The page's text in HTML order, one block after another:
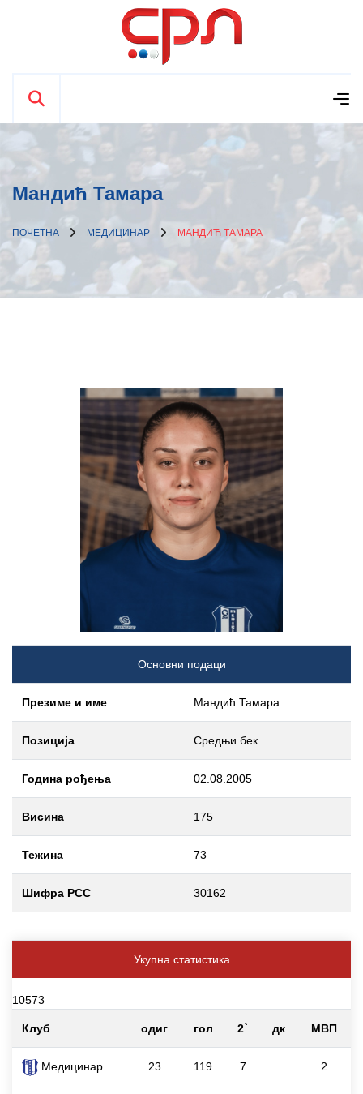
Мандић Тамара
ПОЧЕТНА МЕДИЦИНАР МАНДИЋ ТАМАРА
Основни подаци
Презиме и име Мандић Тамара
Позиција Средњи бек
Година рођења 02.08.2005
Висина 175
Тежина 73
Шифра РСС 30162
Укупна статистика
10573
Клуб одиг гол 2` дк МВП
Медицинар 23 119 7 2